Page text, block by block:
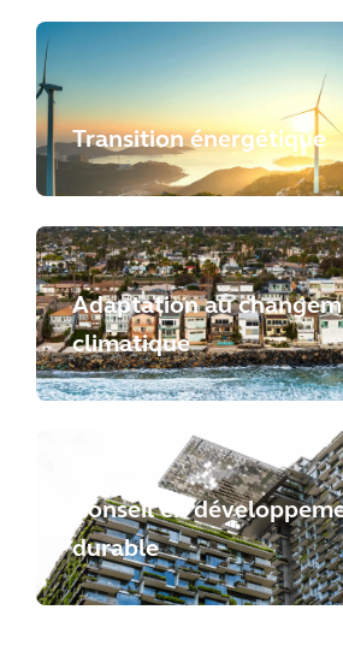
Transition énergétique
Adaptation au
climatique
Conseil en
durable